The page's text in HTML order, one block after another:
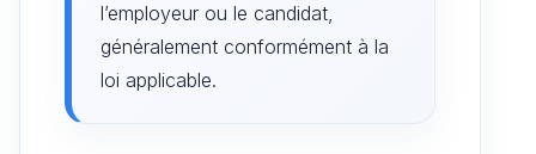
l’employeur ou le candidat,
généralement conformément à la
loi applicable.